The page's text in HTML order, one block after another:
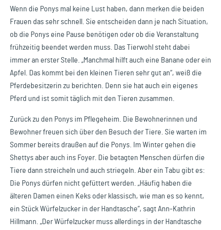
Wenn die Ponys mal keine Lust haben, dann merken die beiden
Frauen das sehr schnell. Sie entscheiden dann je nach Situation,
ob die Ponys eine Pause benötigen oder ob die Veranstaltung
frühzeitig beendet werden muss. Das Tierwohl steht dabei
immer an erster Stelle. „Manchmal hilft auch eine Banane oder ein
Apfel. Das kommt bei den kleinen Tieren sehr gut an“, weiß die
Pferdebesitzerin zu berichten. Denn sie hat auch ein eigenes
Pferd und ist somit täglich mit den Tieren zusammen.
Zurück zu den Ponys im Pflegeheim. Die Bewohnerinnen und
Bewohner freuen sich über den Besuch der Tiere. Sie warten im
Sommer bereits draußen auf die Ponys. Im Winter gehen die
Shettys aber auch ins Foyer. Die betagten Menschen dürfen die
Tiere dann streicheln und auch striegeln. Aber ein Tabu gibt es:
Die Ponys dürfen nicht gefüttert werden. „Häufig haben die
älteren Damen einen Keks oder klassisch, wie man es so kennt,
ein Stück Würfelzucker in der Handtasche“, sagt Ann-Kathrin
Hillmann. „Der Würfelzucker muss allerdings in der Handtasche